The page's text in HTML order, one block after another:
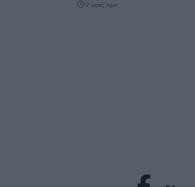
9 ώρες πριν